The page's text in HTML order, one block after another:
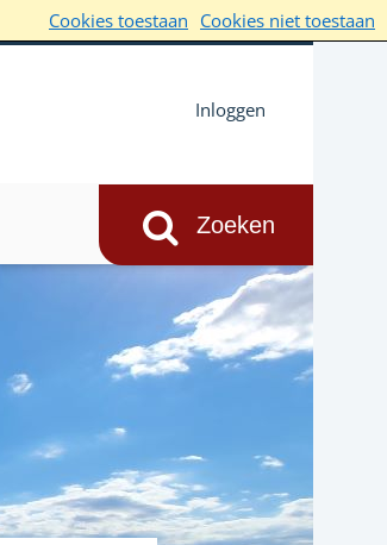
Cookies toestaan Cookies niet toestaan
Inloggen